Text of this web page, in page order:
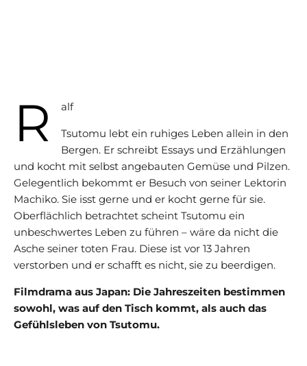
R alf
Tsutomu lebt ein ruhiges Leben allein in den
Bergen. Er schreibt Essays und Erzählungen
und kocht mit selbst angebauten Gemüse und Pilzen.
Gelegentlich bekommt er Besuch von seiner Lektorin
Machiko. Sie isst gerne und er kocht gerne für sie.
Oberflächlich betrachtet scheint Tsutomu ein
unbeschwertes Leben zu führen – wäre da nicht die
Asche seiner toten Frau. Diese ist vor 13 Jahren
verstorben und er schafft es nicht, sie zu beerdigen.
Filmdrama aus Japan: Die Jahreszeiten bestimmen
sowohl, was auf den Tisch kommt, als auch das
Gefühlsleben von Tsutomu.